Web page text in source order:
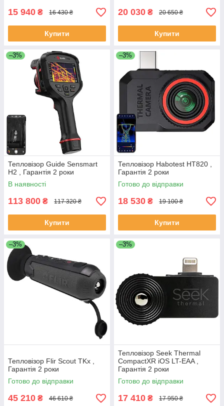
15 940 ₴ 16 430 ₴
Купити
20 030 ₴ 20 650 ₴
Купити
–3%
Тепловізор Guide Sensmart
H2 , Гарантія 2 роки
В наявності
113 800 ₴ 117 320 ₴
Купити
–3%
Тепловізор Habotest HT820 ,
Гарантія 2 роки
Готово до відправки
18 530 ₴ 19 100 ₴
Купити
–3%
Тепловізор Flir Scout TKx ,
Гарантія 2 роки
Готово до відправки
45 210 ₴ 46 610 ₴
–3%
Тепловізор Seek Thermal
CompactXR iOS LT-EAA ,
Гарантія 2 роки
Готово до відправки
17 410 ₴ 17 950 ₴